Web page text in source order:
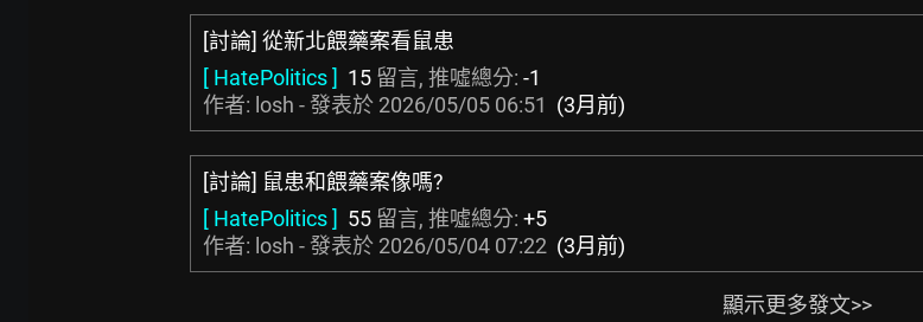
[討論] 從新北餵藥案看鼠患
[ HatePolitics ] 15 留言, 推噓總分: -1
作者: losh - 發表於 2026/05/05 06:51 (3月前)
[討論] 鼠患和餵藥案像嗎?
[ HatePolitics ] 55 留言, 推噓總分: +5
作者: losh - 發表於 2026/05/04 07:22 (3月前)
顯示更多發文>>